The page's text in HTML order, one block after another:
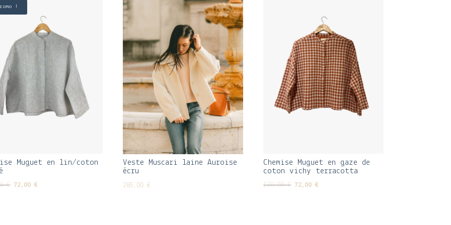
!
Muguet en lin/coton
€ Le
72,00€
Veste Muscari laine Auroise
écru
285,00€
Chemise Muguet en gaze de
coton vichy terracotta
120,00€ Le
72,00€